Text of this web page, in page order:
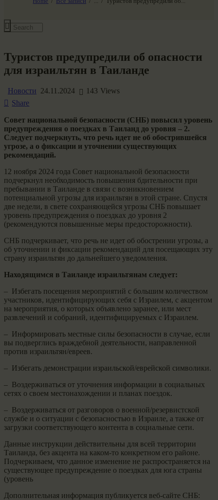
Туристов предупредили об опасности
для израильтян в Таиланде
Новости 24.11.2024 143 Views
Share
Совет национальной безопасности (СНБ) повысил уровень
предупреждения о поездках в Таиланд до уровня – 2.
Следует подчеркнуть, что речь идет не об обострившейся
угрозе, а о фиксации и уточнении существующих
рекомендаций.
12 ноября 2024 года Совет национальной безопасности
подчеркнул необходимость повышения бдительности при
пребывании в Таиланде в связи с возникновением
потенциальной угрозы для израильтян в этой стране. Спустя
две недели, в свете сохраняющейся угрозы СНБ повышает
уровень предупреждения о поездках до уровня 2
(рекомендуются повышенные меры предосторожности).
СНБ подчеркивает, что речь не идет об обострении угрозы, а
об уточнении и фиксации рекомендаций для посещающих эту
страну израильтян до дальнейшего уведомления.
Находящимся в Таиланде израильтянам следует:
– ⁠Избегать посещения мероприятий с большим количеством
участников, идентифицирующих себя с Израилем, с акцентом
на мероприятия, о которых объявлено заранее, или мест
развлечений и собраний, идентифицируемых с Израилем.
– ⁠ ⁠Информировать местные силы безопасности в случае, если
вы подверглись враждебной деятельности, направленной
против израильтян/евреев.
– ⁠ ⁠Избегать демонстрации израильской/еврейской символики.
– ⁠ ⁠Воздерживаться от уточнения информации в социальных
сетях о своем местонахождении и планах поездок.
– ⁠ ⁠Воздерживаться от разговоров о военной/резервистской
службе и о ситуации с безопасностью в Израиле, а также от
загрузки соответствующего контента в социальные сети.
Данные инструкции действительны для всей территории
Таиланда, без акцента на каком-то конкретном его районе.
Подчеркиваем, что данное изменение не распространяется на
существующее предупреждение о поездках для юга страны
(уровень
Дополнительная информация публикуется веб-сайте СНБ: